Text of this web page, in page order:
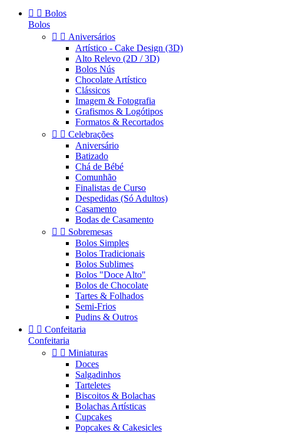
  Bolos
Bolos
  Aniversários
Artístico - Cake Design (3D)
Alto Relevo (2D / 3D)
Bolos Nús
Chocolate Artístico
Clássicos
Imagem & Fotografia
Grafismos & Logótipos
Formatos & Recortados
  Celebrações
Aniversário
Batizado
Chá de Bébé
Comunhão
Finalistas de Curso
Despedidas (Só Adultos)
Casamento
Bodas de Casamento
  Sobremesas
Bolos Simples
Bolos Tradicionais
Bolos Sublimes
Bolos "Doce Alto"
Bolos de Chocolate
Tartes & Folhados
Semi-Frios
Pudins & Outros
  Confeitaria
Confeitaria
  Miniaturas
Doces
Salgadinhos
Tarteletes
Biscoitos & Bolachas
Bolachas Artísticas
Cupcakes
Popcakes & Cakesicles